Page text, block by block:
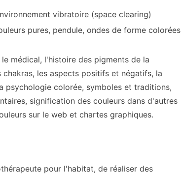
vibratoire (space clearing)
pures, pendule, ondes de forme colorées
médical, l'histoire des pigments de la
les aspects positifs et négatifs, la
psychologie colorée, symboles et traditions,
signification des couleurs dans d'autres
sur le web et chartes graphiques.
pour l'habitat, de réaliser des